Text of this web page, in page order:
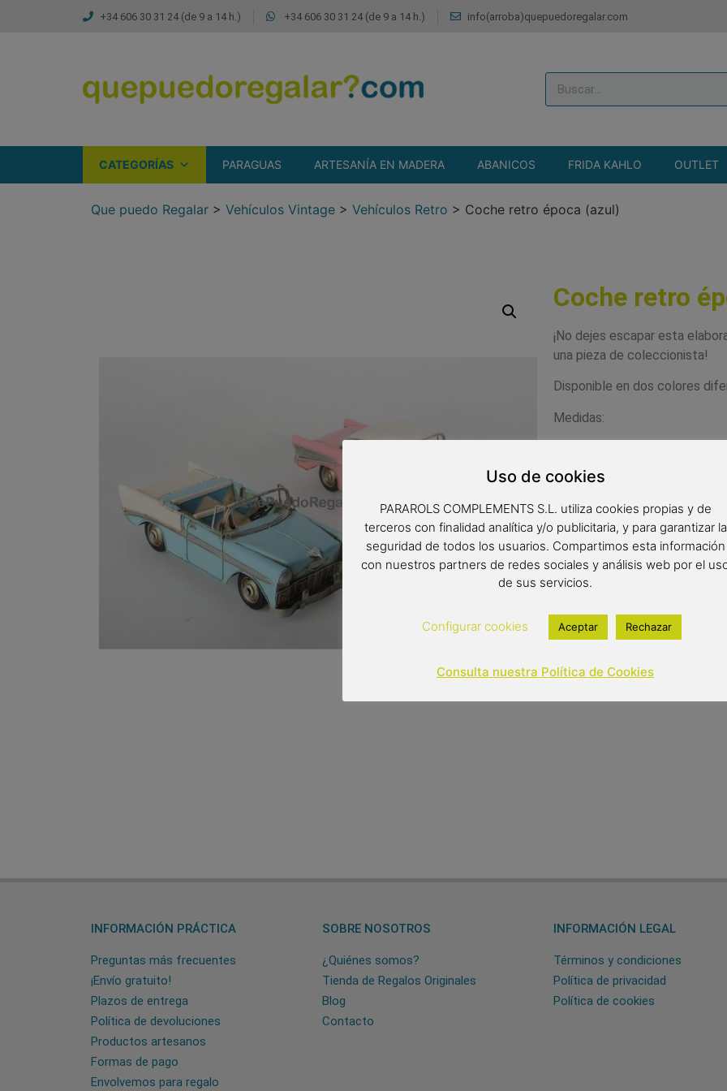
+34 606 30 31 24 (de 9 a 14 h.) +34 606 30 31 24 (de 9 a 14 h.) info(arroba)quepuedoregalar.com
CATEGORÍAS PARAGUAS ARTESANÍA EN MADERA ABANICOS FRIDA KAHLO OUTLET
Que puedo Regalar > Vehículos Vintage > Vehículos Retro > Coche retro época (azul)
Coche retro
¡No dejes escapar esta
una pieza de coleccionista!
Disponible en dos colores
Medidas:
22,00€
Out of stock
INFORMACIÓN PRÁCTICA
Preguntas más frecuentes
¡Envío gratuito!
Plazos de entrega
Política de devoluciones
Productos artesanos
Formas de pago
Envolvemos para regalo
SOBRE NOSOTROS
¿Quiénes somos?
Tienda de Regalos Originales
Blog
Contacto
INFORMACIÓN LEGAL
Términos y condiciones
Política de privacidad
Política de cookies
Uso de cookies
PARAROLS COMPLEMENTS S.L. utiliza cookies propias y de
terceros con finalidad analítica y/o publicitaria, y para garantizar la
seguridad de todos los usuarios. Compartimos esta información
con nuestros partners de redes sociales y análisis web por el
de sus servicios.
Configurar cookies Aceptar Rechazar
Consulta nuestra Política de Cookies